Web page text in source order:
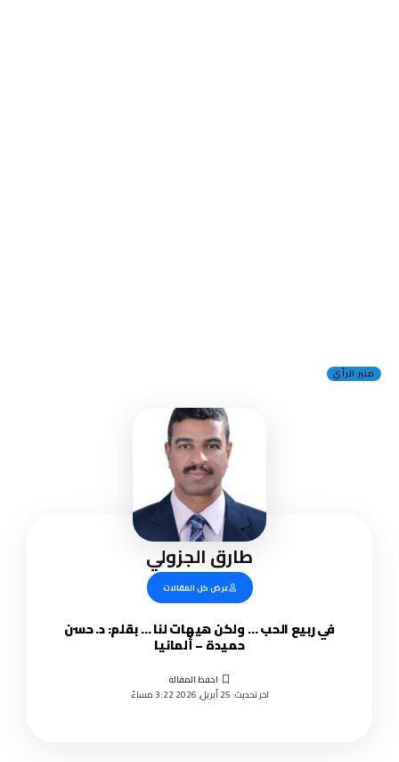
منبر الرأي
طارق الجزولي
عرض كل المقالات
في ربيع الحب … ولكن هيهات لنا … بقلم: د. حسن
حميدة – ألمانيا
اخر تحديث: 25 أبريل, 2026 3:22 مساءً